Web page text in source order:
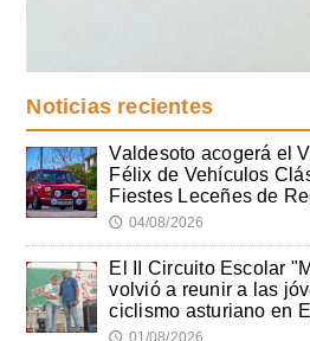
Noticias recientes
Valdesoto acogerá el
Félix de Vehículos
Fiestes Leceñes de
🕔 04/08/2026
El II Circuito Escolar
volvió a reunir a las
ciclismo asturiano en
🕔 01/08/2026